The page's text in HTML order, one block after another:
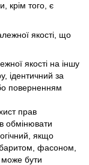
крім того, є
якості, що
якості на іншу
ідентичний за
поверненням
прав
обмінювати
якщо
фасоном,
бути